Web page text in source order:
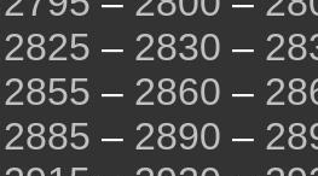
2825 – 2830 –
2855 – 2860 –
2885 – 2890 –